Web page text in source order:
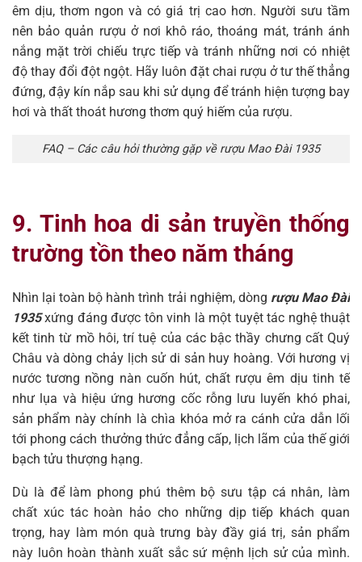
êm dịu, thơm ngon và có giá trị cao hơn. Người sưu tầm
nên bảo quản rượu ở nơi khô ráo, thoáng mát, tránh ánh
nắng mặt trời chiếu trực tiếp và tránh những nơi có nhiệt
độ thay đổi đột ngột. Hãy luôn đặt chai rượu ở tư thế thẳng
đứng, đậy kín nắp sau khi sử dụng để tránh hiện tượng bay
hơi và thất thoát hương thơm quý hiếm của rượu.
FAQ – Các câu hỏi thường gặp về rượu Mao Đài 1935
9. Tinh hoa di sản truyền thống
trường tồn theo năm tháng
Nhìn lại toàn bộ hành trình trải nghiệm, dòng rượu Mao Đài
1935xứng đáng được tôn vinh là một tuyệt tác nghệ thuật
kết tinh từ mồ hôi, trí tuệ của các bậc thầy chưng cất Quý
Châu và dòng chảy lịch sử di sản huy hoàng. Với hương vị
nước tương nồng nàn cuốn hút, chất rượu êm dịu tinh tế
như lụa và hiệu ứng hương cốc rỗng lưu luyến khó phai,
sản phẩm này chính là chìa khóa mở ra cánh cửa dẫn lối
tới phong cách thưởng thức đẳng cấp, lịch lãm của thế giới
bạch tửu thượng hạng.
Dù là để làm phong phú thêm bộ sưu tập cá nhân, làm
chất xúc tác hoàn hảo cho những dịp tiếp khách quan
trọng, hay làm món quà trưng bày đầy giá trị, sản phẩm
này luôn hoàn thành xuất sắc sứ mệnh lịch sử của mình.